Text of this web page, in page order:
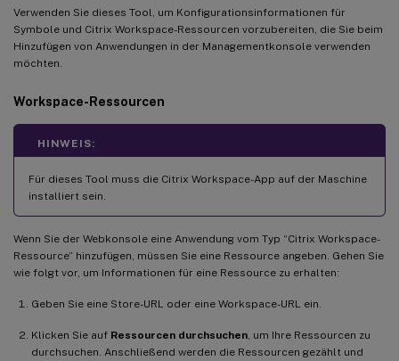
Verwenden Sie dieses Tool, um Konfigurationsinformationen für
Symbole und Citrix Workspace-Ressourcen vorzubereiten, die Sie beim
Hinzufügen von Anwendungen in der Managementkonsole verwenden
möchten.
Workspace-Ressourcen
HINWEIS:
Für dieses Tool muss die Citrix Workspace-App auf der Maschine
installiert sein.
Wenn Sie der Webkonsole eine Anwendung vom Typ “Citrix Workspace-
Ressource” hinzufügen, müssen Sie eine Ressource angeben. Gehen Sie
wie folgt vor, um Informationen für eine Ressource zu erhalten:
Geben Sie eine Store-URL oder eine Workspace-URL ein.
Klicken Sie auf Ressourcen durchsuchen , um Ihre Ressourcen zu
durchsuchen. Anschließend werden die Ressourcen gezählt und